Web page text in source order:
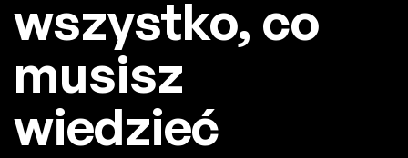
wszystko, co
musisz
wiedzieć